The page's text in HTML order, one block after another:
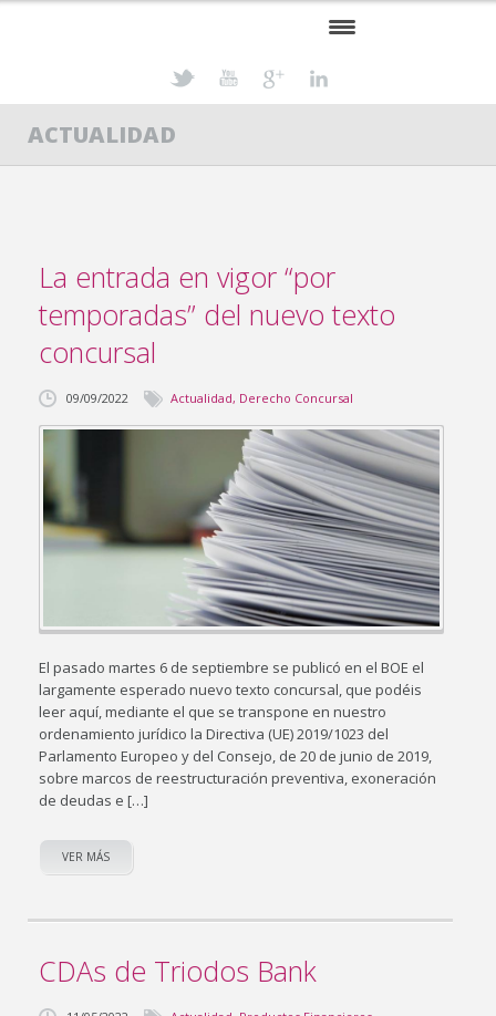
PROFESIONALES
CONTACTO
ACTUALIDAD
La entrada en vigor “por
temporadas” del nuevo texto
concursal
09/09/2022 Actualidad, Derecho Concursal
El pasado martes 6 de septiembre se publicó en el BOE el
largamente esperado nuevo texto concursal, que podéis
leer aquí, mediante el que se transpone en nuestro
ordenamiento jurídico la Directiva (UE) 2019/1023 del
Parlamento Europeo y del Consejo, de 20 de junio de 2019,
sobre marcos de reestructuración preventiva, exoneración
de deudas e […]
VER MÁS
CDAs de Triodos Bank